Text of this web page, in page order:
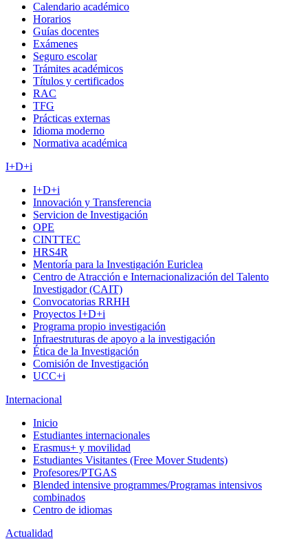
Calendario académico
Horarios
Guías docentes
Exámenes
Seguro escolar
Trámites académicos
Títulos y certificados
RAC
TFG
Prácticas externas
Idioma moderno
Normativa académica
I+D+i
I+D+i
Innovación y Transferencia
Servicion de Investigación
OPE
CINTTEC
HRS4R
Mentoría para la Investigación Euriclea
Centro de Atracción e Internacionalización del Talento
Investigador (CAIT)
Convocatorias RRHH
Proyectos I+D+i
Programa propio investigación
Infraestruturas de apoyo a la investigación
Ética de la Investigación
Comisión de Investigación
UCC+i
Internacional
Inicio
Estudiantes internacionales
Erasmus+ y movilidad
Estudiantes Visitantes (Free Mover Students)
Profesores/PTGAS
Blended intensive programmes/Programas intensivos
combinados
Centro de idiomas
Actualidad